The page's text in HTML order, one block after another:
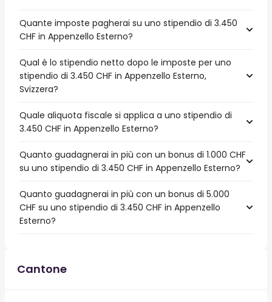
Quante imposte pagherai su uno stipendio di 3.450
CHF in Appenzello Esterno?
Qual è lo stipendio netto dopo le imposte per uno
stipendio di 3.450 CHF in Appenzello Esterno,
Svizzera?
Quale aliquota fiscale si applica a uno stipendio di
3.450 CHF in Appenzello Esterno?
Quanto guadagnerai in più con un bonus di 1.000 CHF
su uno stipendio di 3.450 CHF in Appenzello Esterno?
Quanto guadagnerai in più con un bonus di 5.000
CHF su uno stipendio di 3.450 CHF in Appenzello
Esterno?
Cantone